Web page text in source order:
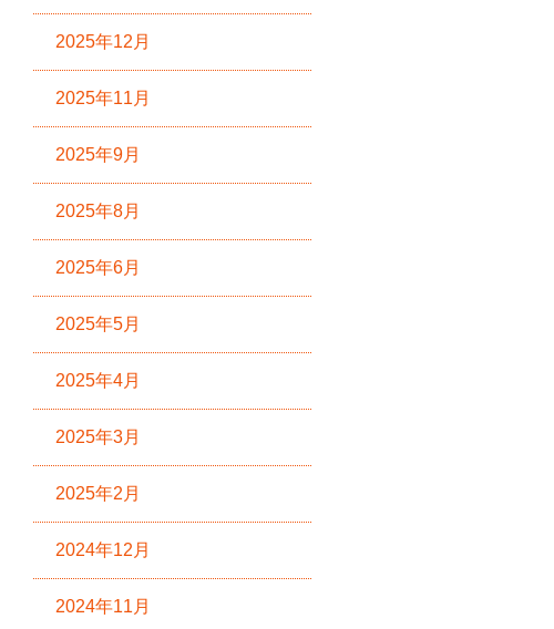
2025年12月
2025年11月
2025年9月
2025年8月
2025年6月
2025年5月
2025年4月
2025年3月
2025年2月
2024年12月
2024年11月